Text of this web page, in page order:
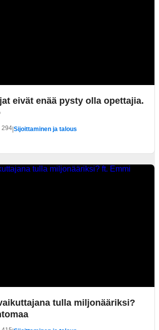
eivät enää pysty olla opettajia.
294|Sijoittaminen ja talous
tulla miljonääriksi?